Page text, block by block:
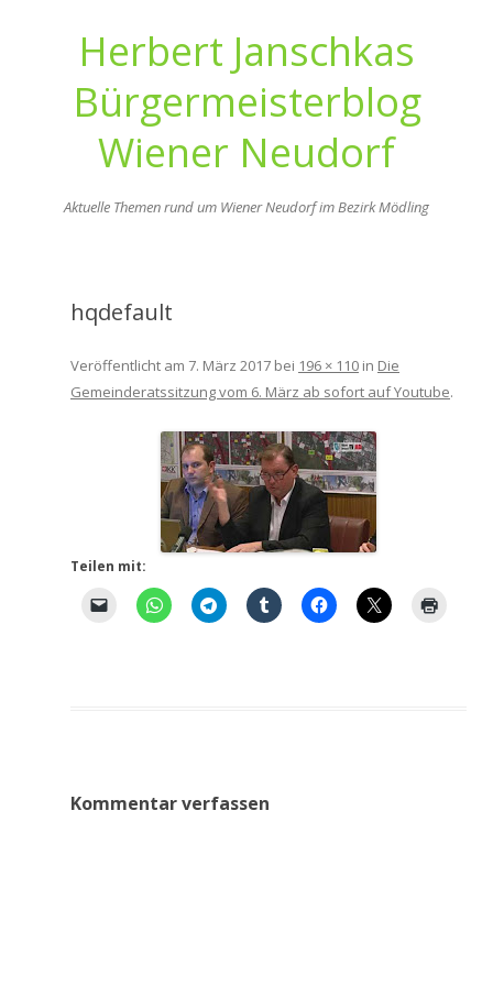
Herbert Janschkas
Bürgermeisterblog
Wiener Neudorf
Aktuelle Themen rund um Wiener Neudorf im Bezirk Mödling
hqdefault
Veröffentlicht am 7. März 2017 bei 196 × 110 in Die
Gemeinderatssitzung vom 6. März ab sofort auf Youtube.
Teilen mit:
Kommentar verfassen